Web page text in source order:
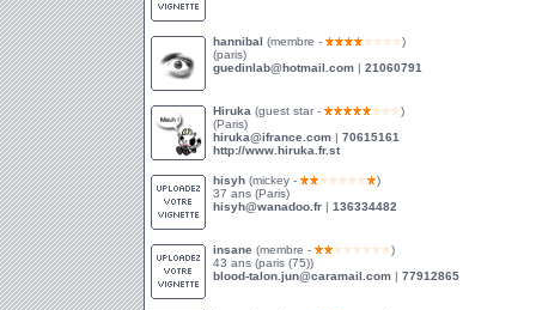
hannibal (membre -
)
(paris)
guedinlab@hotmail.com | 21060791
Hiruka (guest star -
)
(Paris)
hiruka@ifrance.com | 70615161
http://www.hiruka.fr.st
hisyh (mickey -
)
37 ans (Paris)
hisyh@wanadoo.fr | 136334482
insane (membre -
)
43 ans (paris (75))
blood-talon.jun@caramail.com | 77912865